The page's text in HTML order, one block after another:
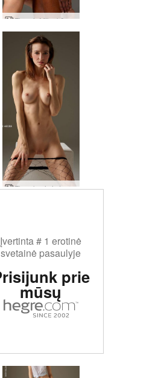
Flora ir Mike kūno fitnesas
Flora kovinė dvasia
Įvertinta # 1 erotinė
svetainė pasaulyje
prie
mūsų